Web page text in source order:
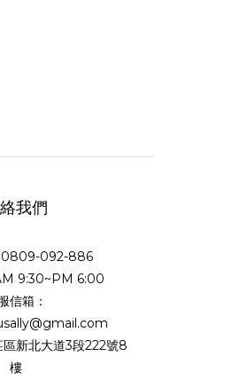
我們
0809-092-886
9:30~PM 6:00
信箱：
新北大道3段222號8
樓